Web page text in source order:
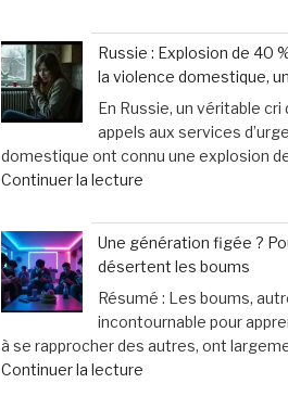
offre
sur-
mesure
et
un
service
d’excellence »
chien
ou
chat
vieillit
:
astuces
faciles
améliorer
son
bien-
être
au
quotidien »
Russie : Explosion de 40
la violence domestique,
En Russie, un véritable cri
appels aux services
domestique ont connu une explosion
Continuer la lecturede
:
Explosion
de
40
%
des
appels
Une génération figée ?
désertent les boums
Résumé : Les boums,
incontournable pour
à se rapprocher des autres, ont
Continuer la lecturede